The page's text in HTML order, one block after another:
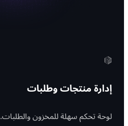
إدارة منتجات وطلبات
لوحة تحكم سهلة للمخزون والطلبات.